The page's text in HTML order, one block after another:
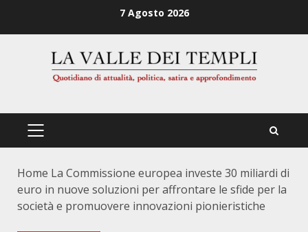
7 Agosto 2026
PRIMÄRES
Home La Commissione europea investe 30 miliardi di
euro in nuove soluzioni per affrontare le sfide per la
società e promuovere innovazioni pionieristiche